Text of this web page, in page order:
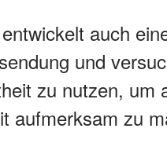
auch
und
zu nutzen, um
aufmerksam zu